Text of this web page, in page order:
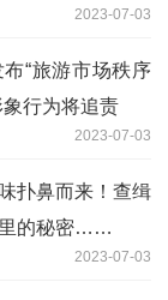
2023-07-03
布“旅游市场秩序
行为将追责
2023-07-03
扑鼻而来！查缉
里的秘密……
2023-07-03